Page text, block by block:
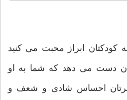
ابراز محبت می کنید
دست می دهد که شما به او
احساس شادی و شعف و